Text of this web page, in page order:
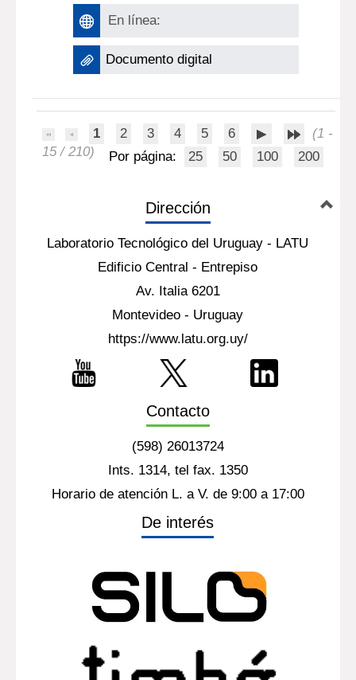
En línea:
Documento digital
1 2 3 4 5 6
(1 -
15 / 210)
Por página: 25 50 100 200
Dirección
Laboratorio Tecnológico del Uruguay - LATU
Edificio Central - Entrepiso
Av. Italia 6201
Montevideo - Uruguay
https://www.latu.org.uy/
Contacto
(598) 26013724
Ints. 1314, tel fax. 1350
Horario de atención L. a V. de 9:00 a 17:00
De interés